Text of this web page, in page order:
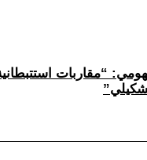
اتهومي: “مقاربات